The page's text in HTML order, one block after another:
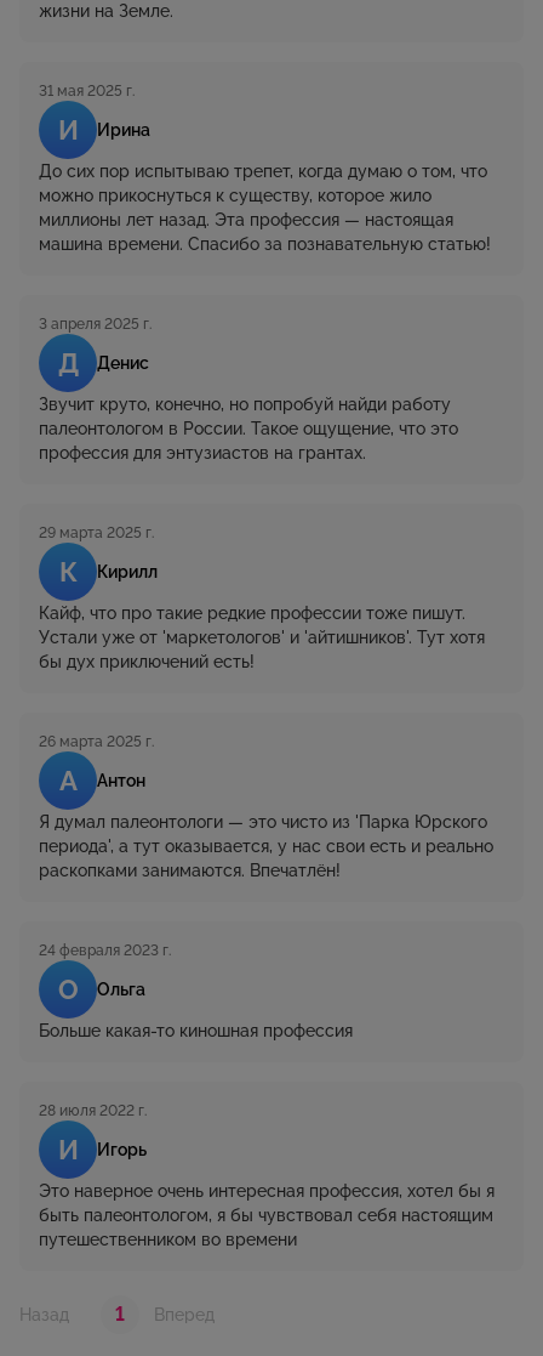
жизни на Земле.
И Ирина
31 мая 2025 г.
До сих пор испытываю трепет, когда думаю о том, что
можно прикоснуться к существу, которое жило
миллионы лет назад. Эта профессия — настоящая
машина времени. Спасибо за познавательную статью!
Д Денис
3 апреля 2025 г.
Звучит круто, конечно, но попробуй найди работу
палеонтологом в России. Такое ощущение, что это
профессия для энтузиастов на грантах.
К Кирилл
29 марта 2025 г.
Кайф, что про такие редкие профессии тоже пишут.
Устали уже от 'маркетологов' и 'айтишников'. Тут хотя
бы дух приключений есть!
А Антон
26 марта 2025 г.
Я думал палеонтологи — это чисто из 'Парка Юрского
периода', а тут оказывается, у нас свои есть и реально
раскопками занимаются. Впечатлён!
О Ольга
24 февраля 2023 г.
Больше какая-то киношная профессия
И Игорь
28 июля 2022 г.
Это наверное очень интересная профессия, хотел бы я
быть палеонтологом, я бы чувствовал себя настоящим
путешественником во времени
Назад 1 Вперед